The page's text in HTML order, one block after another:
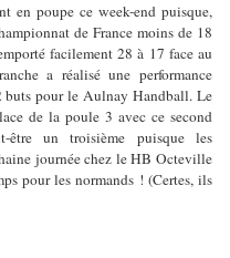
en poupe ce week-end puisque,
de France moins de 18
facilement 28 à 17 face au
a réalisé une performance
buts pour le Aulnay Handball. Le
de la poule 3 avec ce second
un troisième puisque les
journée chez le HB Octeville
pour les normands ! (Certes, ils